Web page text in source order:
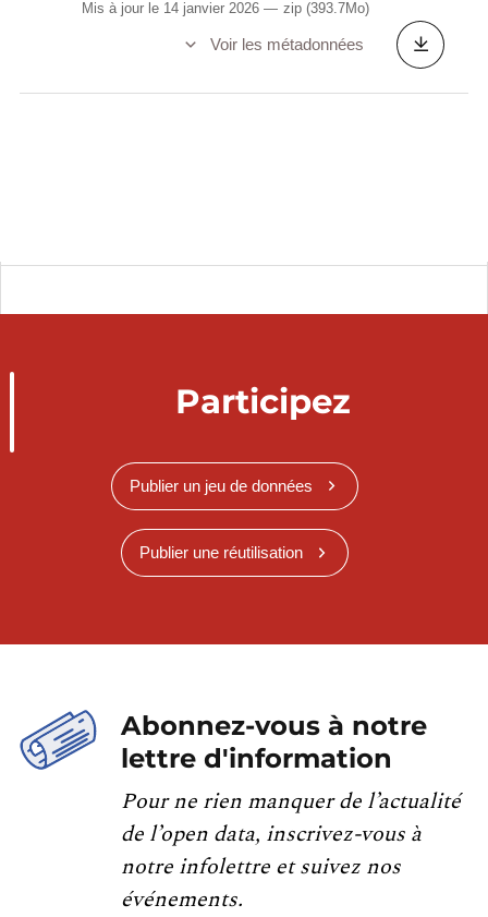
Mis à jour le 14 janvier 2026 zip (393.7Mo)
Voir les métadonnées
Participez
Publier un jeu de données
Publier une réutilisation
Abonnez-vous à notre
lettre d'information
Pour ne rien manquer de l’actualité
de l’open data, inscrivez-vous à
notre infolettre et suivez nos
événements.